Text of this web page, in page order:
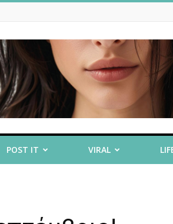
POST IT VIRAL